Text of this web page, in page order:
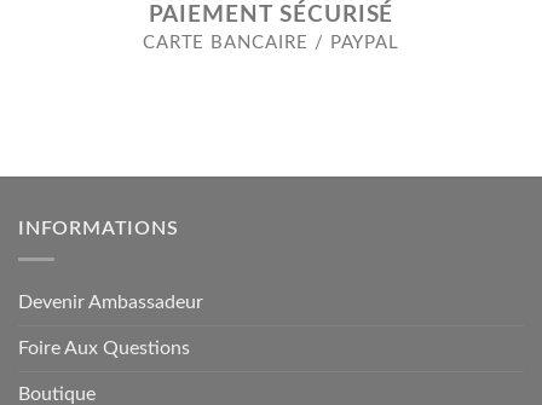
PAIEMENT SÉCURISÉ
CARTE BANCAIRE / PAYPAL
INFORMATIONS
Devenir Ambassadeur
Foire Aux Questions
Boutique